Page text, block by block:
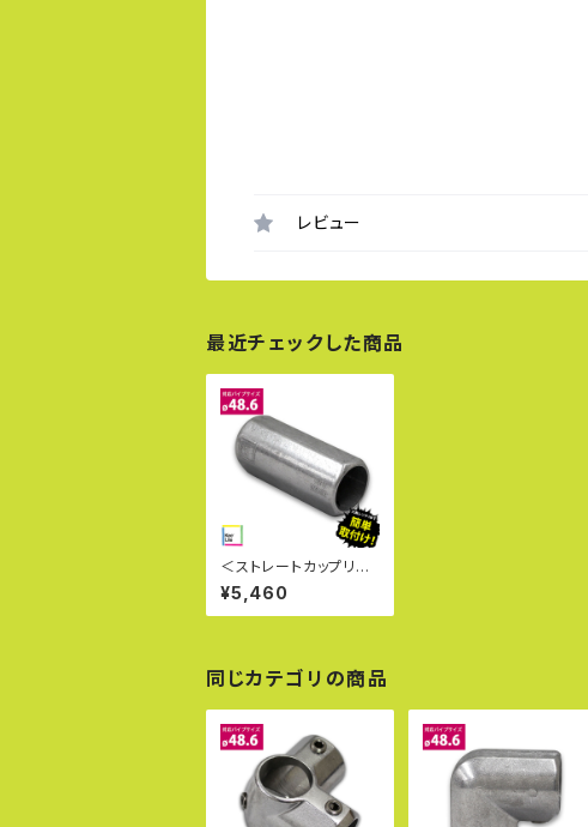
レビュー
最近チェックした商品
＜ストレートカップリン
グ キーライト Kee Lite
L14-8＞英国キークラ
ンプ社製 キー・ライト
いジョイント クランプ
女性でも取付可能 太陽
光発電
¥5,460
同じカテゴリの商品